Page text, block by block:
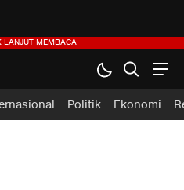
Politik Ekonomi